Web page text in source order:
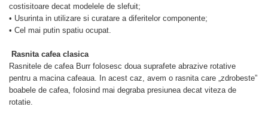
costisitoare decat modelele de slefuit;
• Usurinta in utilizare si curatare a diferitelor componente;
• Cel mai putin spatiu ocupat.
Rasnita cafea clasica
Rasnitele de cafea Burr folosesc doua suprafete abrazive rotative
pentru a macina cafeaua. In acest caz, avem o rasnita care „zdrobeste”
boabele de cafea, folosind mai degraba presiunea decat viteza de
rotatie.